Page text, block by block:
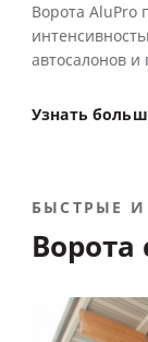
Ворота AluPro
автосалонов и
Узнать
БЫСТРЫЕ
Ворота